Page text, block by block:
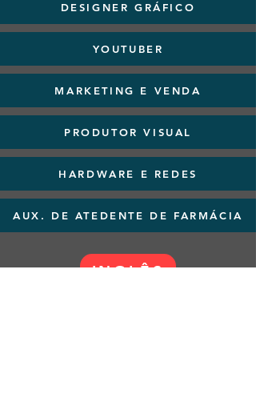
DESIGNER GRÁFICO
YOUTUBER
MARKETING E VENDA
PRODUTOR VISUAL
HARDWARE E REDES
AUX. DE ATEDENTE DE FARMÁCIA
INGLÊS